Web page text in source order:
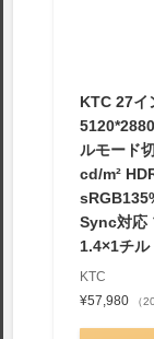
KTC 27イ
ルモード
cd/m²
Sync対応
1.4×1チル
KTC
¥57,980
（